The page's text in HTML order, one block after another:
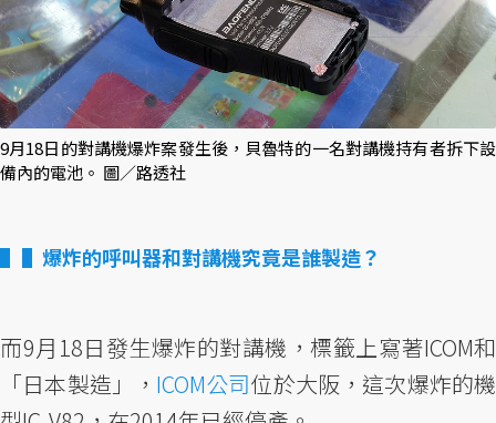
9月18日的對講機爆炸案發生後，貝魯特的一名對講機持有者拆下設
備內的電池。 圖／路透社
▌爆炸的呼叫器和對講機究竟是誰製造？
而9月18日發生爆炸的對講機，標籤上寫著ICOM和
「日本製造」， ICOM公司位於大阪，這次爆炸的機